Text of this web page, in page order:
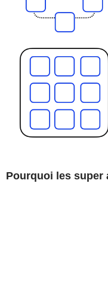
Pourquoi les super